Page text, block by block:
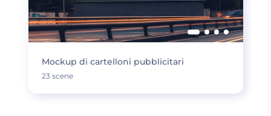
Mockup di cartelloni pubblicitari
23 scene